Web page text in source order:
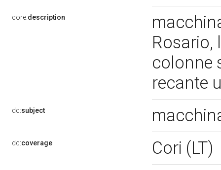
core:description
Rosario,
colonne
recante
dc:subject
dc:coverage Cori (LT)